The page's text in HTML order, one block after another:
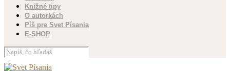
Knižné tipy
O autorkách
Píš pre Svet Písania
E-SHOP